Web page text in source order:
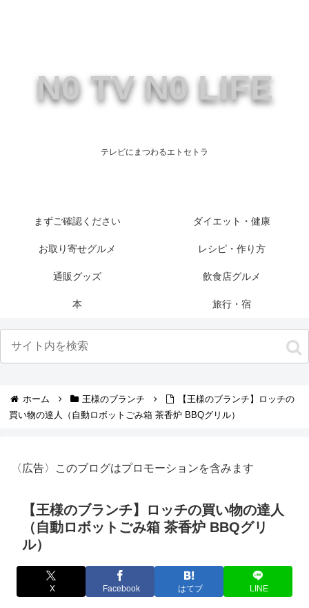
N0 TV N0 LIFE
テレビにまつわるエトセトラ
まずご確認ください ダイエット・健康
お取り寄せグルメ レシピ・作り方
通販グッズ 飲食店グルメ
本 旅行・宿
ホーム 王様のブランチ
【王様のブランチ】ロッチの
買い物の達人（自動ロボットごみ箱 茶香炉 BBQグリル）
〈広告〉このブログはプロモーションを含みます
【王様のブランチ】ロッチの買い物の達人
（自動ロボットごみ箱 茶香炉 BBQグリ
ル）
X Facebook はてブ LINE